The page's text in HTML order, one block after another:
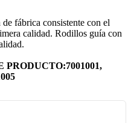
fábrica consistente con el
calidad. Rodillos guía con
PRODUCTO:7001001,